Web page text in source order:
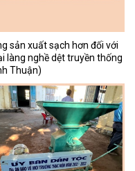
sản xuất sạch hơn đối với
làng nghề dệt truyền thống
Thuận)